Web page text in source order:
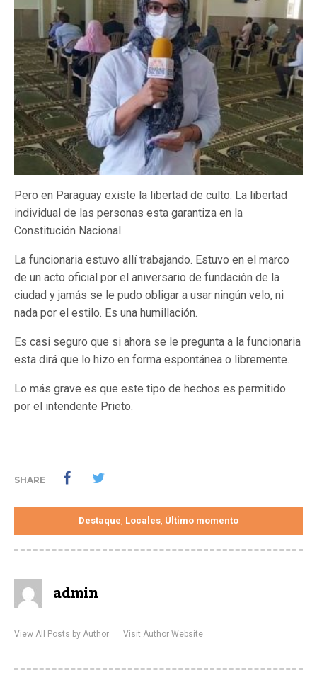
Pero en Paraguay existe la libertad de culto. La libertad
individual de las personas esta garantiza en la
Constitución Nacional.
La funcionaria estuvo allí trabajando. Estuvo en el marco
de un acto oficial por el aniversario de fundación de la
ciudad y jamás se le pudo obligar a usar ningún velo, ni
nada por el estilo. Es una humillación.
Es casi seguro que si ahora se le pregunta a la funcionaria
esta dirá que lo hizo en forma espontánea o libremente.
Lo más grave es que este tipo de hechos es permitido
por el intendente Prieto.
SHARE
Destaque, Locales, Último momento
admin
View All Posts by Author Visit Author Website